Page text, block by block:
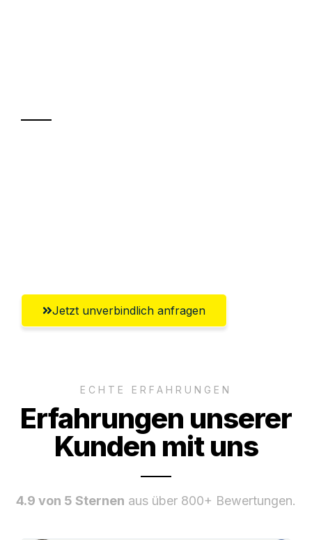
Jetzt unverbindlich anfragen
ECHTE ERFAHRUNGEN
Erfahrungen unserer
Kunden mit uns
4.9 von 5 Sternen aus über 800+ Bewertungen.